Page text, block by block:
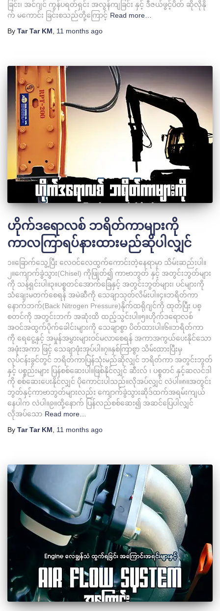
ခြင်း၊ အင်ဂျင် ကွန်ပရတ်ရှင်း အလွန်ကျခြင်း နှင့် ဒီဇယ်ဖွင့်ပိတ် ဆိုလိုနို
က် မကောင်း ခြင်းစသည်တို့ကြောင့် Read more…
By Tar Tar KM 11 months ago
ဟိုက်ဒရောလစ် ဘရိတ်ကာများကို
ကာလကြာရပ်နားထားမည်ဆိုပါလျှင်
၁။ခြောက်သွေ့ပြီး လေဝင်လေထွက်ကောင်းတဲ့နေရာမှာ သိမ်းဆည်းပါ။
၂။ကျောက်ခွဲသွား(Chisel) ကိုဖြုတ်၍ ကာဗာဘွတ် နှင့် အတွင်းဘွတ်များ
ကို သန့်ရှင်းပါ။၃။ပစ္စတင်အောက်ခြေနှင့် အတွင်းဘွတ်များ၊ ပင်များကို
သံချေးမတက်စေရန် အမဲဆီကို သေချာသုတ်လိမ်းပါ။၄။ဘရိတ်ကာ
နောက်ဘက်(Back Nitrogen Pressure)နိုက်ထရိုဂျင်ကို ထုတ်ပြီး ပစ္
စတင်ကို အတွင်းဘက် အဆုံးထိ ထည့်သွင်းပါ။၅။ဟိုက်ဒရောလစ်
အဝင်အထွက်ပိုက်ခေါင်းများကို သေချာစွာ ပိတ်ထားပါ။၆။ဘရိတ်ကာ
ကို ရေငွေ့နှင့် အမှုန်အမွှားများဝင်မလာစေရန် အကာအကွယ်ပေးနိုင်သော
အဖုံးအကာ ဖြင့် သေချာဖုံးအုပ်ပါ။၇။နှစ်ကြာစွာ သိမ်းထားပြီးမှ
လုပ်ငန်းခွင်တွင် ဘရိတ်ကာပြန်သုံးမည်ဆိုလျှင် ဘရိတ်ကာ အတွင်းဘွတ်
နှင့် ပစ္စည်းများ ပြန်စစ်ဆေးပါ။ဖြစ်နိုင်လျှင် ဆီးလ် ၊ ပစ္စတင် နှင့်ဆလင်ဒါ
ကို စစ်ဆေးပေးနိုင်လျှင် ပိုကောင်းပါသည်။လိုအပ်လျှင် လဲပါ။၈။အတွင်း
ဘွတ်နှင့်ကာဗာဘွတ်များလည်း ကျောက်ခွဲသွားဆိုဒ်ထက်အရမ်းကျယ်
နေပါက လဲပါ။၉။ထို့နောက် ပြန်လည်စစ်ဆေး၍ အဆင်ပြေပါလျှင်
လိုအပ်သော Read more…
By Tar Tar KM 11 months ago